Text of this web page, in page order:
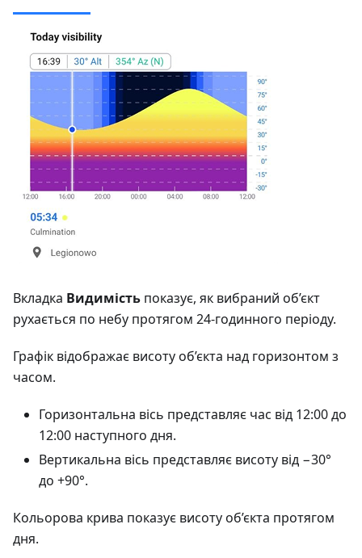
Вкладка Видимість показує, як вибраний об’єкт
рухається по небу протягом 24-годинного періоду.
Графік відображає висоту об’єкта над горизонтом з
часом.
Горизонтальна вісь представляє час від 12:00 до
12:00 наступного дня.
Вертикальна вісь представляє висоту від −30°
до +90°.
Кольорова крива показує висоту об’єкта протягом
дня.